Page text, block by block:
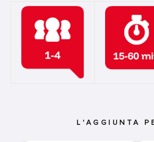
L'AGGIUNTA